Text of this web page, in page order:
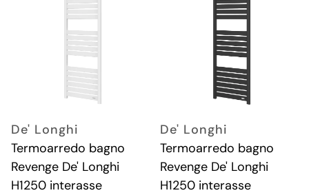
De' Longhi
Termoarredo bagno
Revenge De' Longhi
H1250 interasse
De' Longhi
Termoarredo bagno
Revenge De' Longhi
H1250 interasse